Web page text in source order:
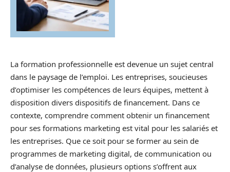
La formation professionnelle est devenue un sujet central
dans le paysage de l’emploi. Les entreprises, soucieuses
d’optimiser les compétences de leurs équipes, mettent à
disposition divers dispositifs de financement. Dans ce
contexte, comprendre comment obtenir un financement
pour ses formations marketing est vital pour les salariés et
les entreprises. Que ce soit pour se former au sein de
programmes de marketing digital, de communication ou
d’analyse de données, plusieurs options s’offrent aux